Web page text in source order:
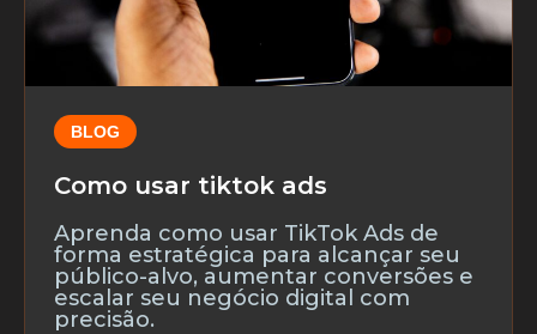
BLOG
Como usar tiktok ads
Aprenda como usar TikTok Ads de
forma estratégica para alcançar seu
público-alvo, aumentar conversões e
escalar seu negócio digital com
precisão.